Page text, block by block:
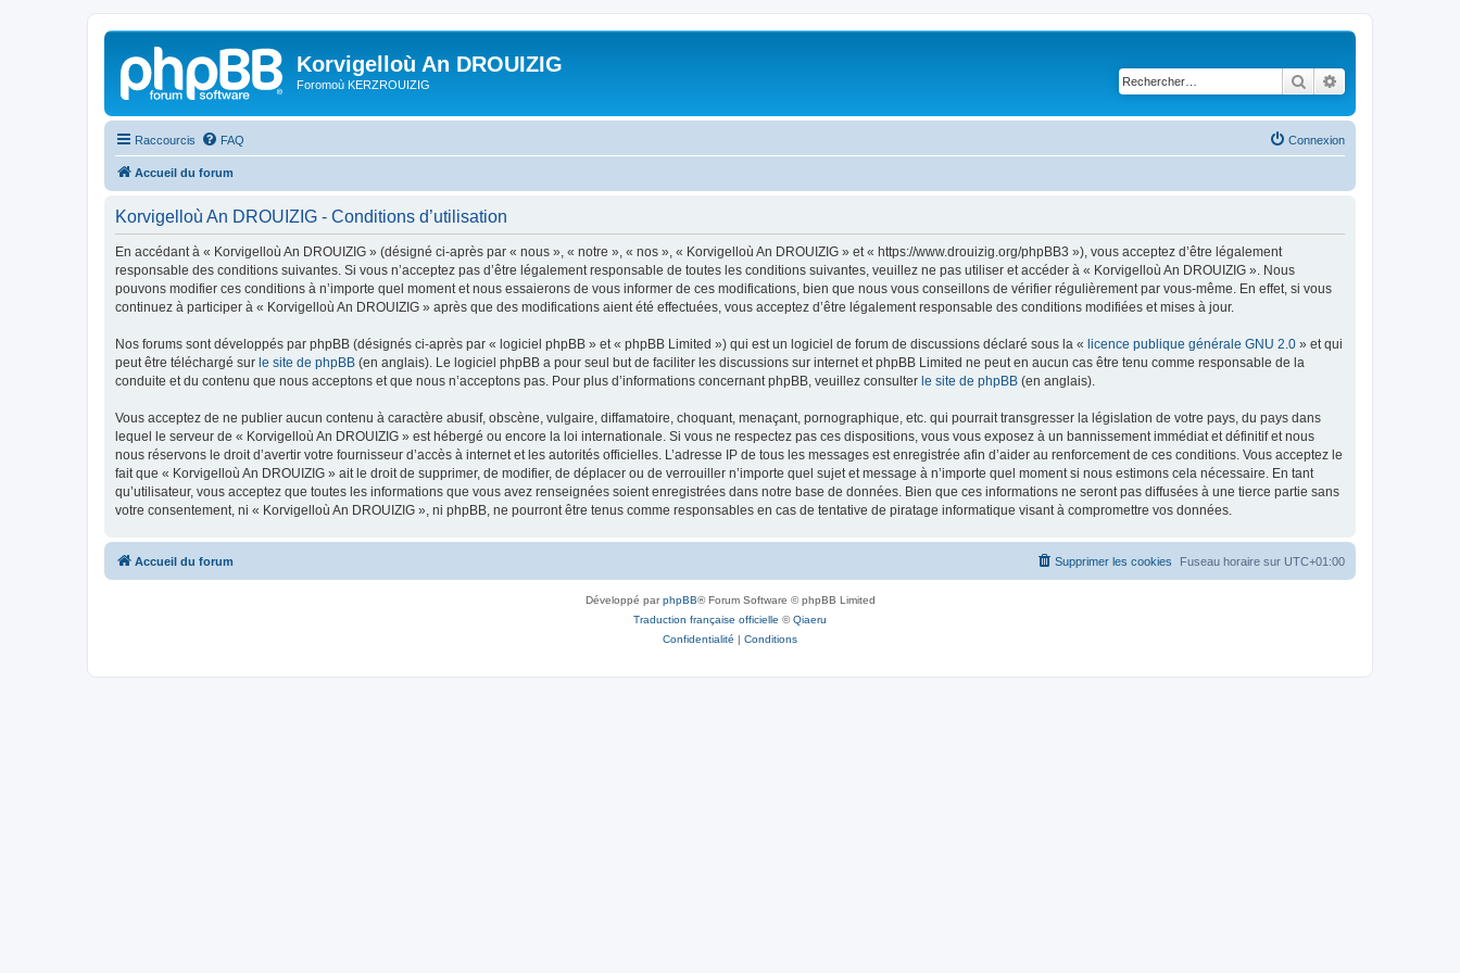
Korvigelloù An DROUIZIG
Foromoù KERZROUIZIG Rechercher
Raccourcis FAQ Connexion
Accueil du forum
Korvigelloù An DROUIZIG - Conditions d’utilisation
En accédant à « Korvigelloù An DROUIZIG » (désigné ci-après par « nous », « notre », « nos », « Korvigelloù An DROUIZIG » et « https://www.drouizig.org/phpBB3 »), vous acceptez d’être légalement
responsable des conditions suivantes. Si vous n’acceptez pas d’être légalement responsable de toutes les conditions suivantes, veuillez ne pas utiliser et accéder à « Korvigelloù An DROUIZIG ». Nous
pouvons modifier ces conditions à n’importe quel moment et nous essaierons de vous informer de ces modifications, bien que nous vous conseillons de vérifier régulièrement par vous-même. En effet, si vous
continuez à participer à « Korvigelloù An DROUIZIG » après que des modifications aient été effectuées, vous acceptez d’être légalement responsable des conditions modifiées et mises à jour.
Nos forums sont développés par phpBB (désignés ci-après par « logiciel phpBB » et « phpBB Limited ») qui est un logiciel de forum de discussions déclaré sous la « licence publique générale GNU 2.0 » et qui
peut être téléchargé sur le site de phpBB (en anglais). Le logiciel phpBB a pour seul but de faciliter les discussions sur internet et phpBB Limited ne peut en aucun cas être tenu comme responsable de la
conduite et du contenu que nous acceptons et que nous n’acceptons pas. Pour plus d’informations concernant phpBB, veuillez consulter le site de phpBB (en anglais).
Vous acceptez de ne publier aucun contenu à caractère abusif, obscène, vulgaire, diffamatoire, choquant, menaçant, pornographique, etc. qui pourrait transgresser la législation de votre pays, du pays dans
lequel le serveur de « Korvigelloù An DROUIZIG » est hébergé ou encore la loi internationale. Si vous ne respectez pas ces dispositions, vous vous exposez à un bannissement immédiat et définitif et nous
nous réservons le droit d’avertir votre fournisseur d’accès à internet et les autorités officielles. L’adresse IP de tous les messages est enregistrée afin d’aider au renforcement de ces conditions. Vous acceptez le
fait que « Korvigelloù An DROUIZIG » ait le droit de supprimer, de modifier, de déplacer ou de verrouiller n’importe quel sujet et message à n’importe quel moment si nous estimons cela nécessaire. En tant
qu’utilisateur, vous acceptez que toutes les informations que vous avez renseignées soient enregistrées dans notre base de données. Bien que ces informations ne seront pas diffusées à une tierce partie sans
votre consentement, ni « Korvigelloù An DROUIZIG », ni phpBB, ne pourront être tenus comme responsables en cas de tentative de piratage informatique visant à compromettre vos données.
Accueil du forum Fuseau horaire sur UTC+01:00
Supprimer les cookies
Développé parphpBB® Forum Software © phpBB Limited
Traduction française officielle ©Qiaeru
Confidentialité | Conditions